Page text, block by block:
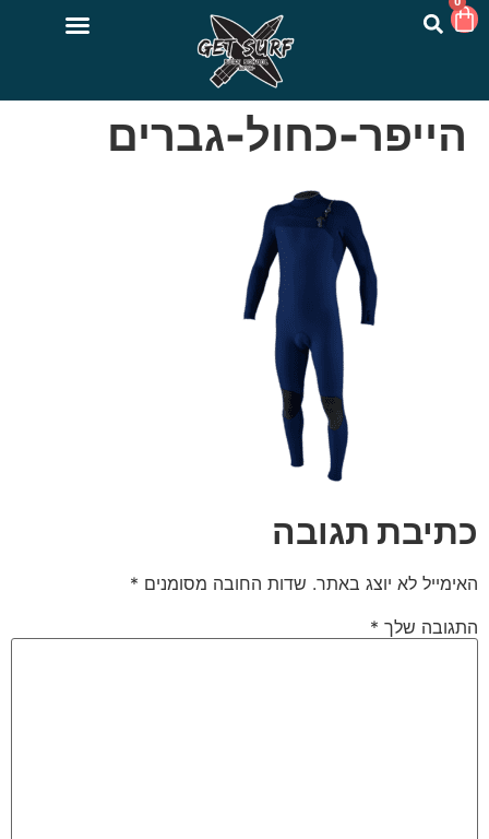
הייפר-כחול-גברים
כתיבת תגובה
האימייל לא יוצג באתר. שדות החובה מסומנים *
התגובה שלך *